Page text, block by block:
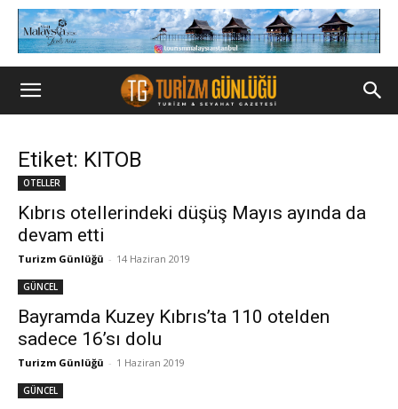
Etiket: KITOB
OTELLER
Kıbrıs otellerindeki düşüş Mayıs ayında da
devam etti
Turizm Günlüğü - 14 Haziran 2019
GÜNCEL
Bayramda Kuzey Kıbrıs’ta 110 otelden
sadece 16’sı dolu
Turizm Günlüğü - 1 Haziran 2019
GÜNCEL